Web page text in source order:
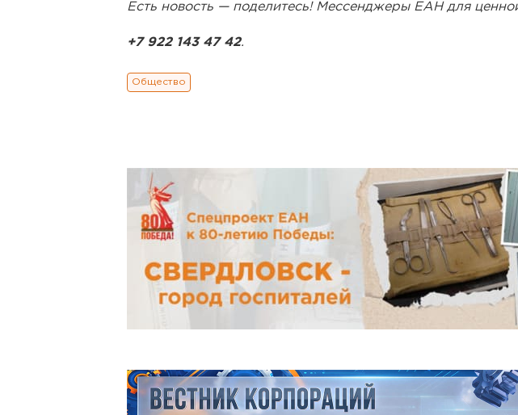
Есть новость — поделитесь! Мессенджеры ЕАН для
+7 922 143 47 42.
Общество